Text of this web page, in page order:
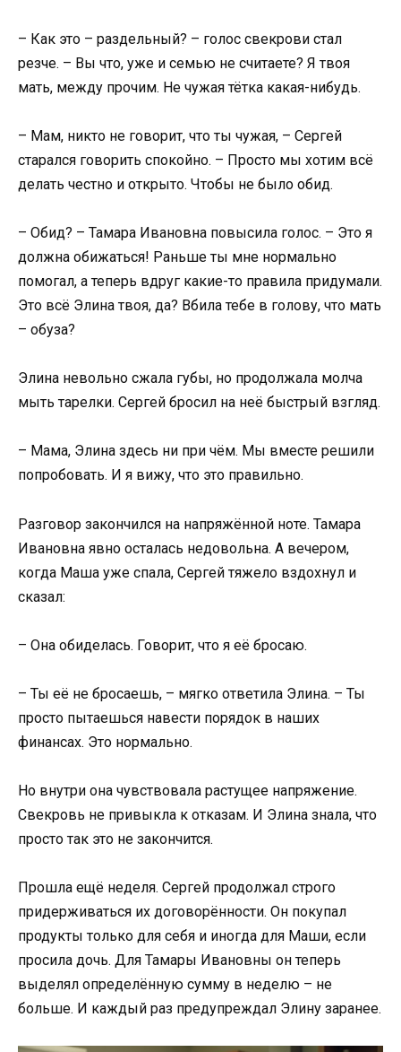
– Как это – раздельный? – голос свекрови стал
резче. – Вы что, уже и семью не считаете? Я твоя
мать, между прочим. Не чужая тётка какая-нибудь.
– Мам, никто не говорит, что ты чужая, – Сергей
старался говорить спокойно. – Просто мы хотим всё
делать честно и открыто. Чтобы не было обид.
– Обид? – Тамара Ивановна повысила голос. – Это я
должна обижаться! Раньше ты мне нормально
помогал, а теперь вдруг какие-то правила придумали.
Это всё Элина твоя, да? Вбила тебе в голову, что мать
– обуза?
Элина невольно сжала губы, но продолжала молча
мыть тарелки. Сергей бросил на неё быстрый взгляд.
– Мама, Элина здесь ни при чём. Мы вместе решили
попробовать. И я вижу, что это правильно.
Разговор закончился на напряжённой ноте. Тамара
Ивановна явно осталась недовольна. А вечером,
когда Маша уже спала, Сергей тяжело вздохнул и
сказал:
– Она обиделась. Говорит, что я её бросаю.
– Ты её не бросаешь, – мягко ответила Элина. – Ты
просто пытаешься навести порядок в наших
финансах. Это нормально.
Но внутри она чувствовала растущее напряжение.
Свекровь не привыкла к отказам. И Элина знала, что
просто так это не закончится.
Прошла ещё неделя. Сергей продолжал строго
придерживаться их договорённости. Он покупал
продукты только для себя и иногда для Маши, если
просила дочь. Для Тамары Ивановны он теперь
выделял определённую сумму в неделю – не
больше. И каждый раз предупреждал Элину заранее.